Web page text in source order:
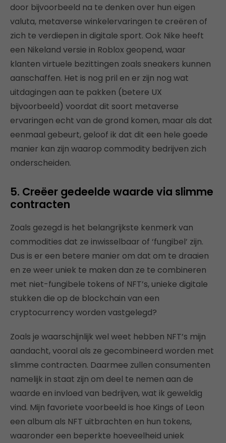
door bijvoorbeeld na te denken over hun eigen
valuta, metaverse winkelervaringen te creëren of
zich te verdiepen in digitale sport. Ook Nike heeft
een Nikeland versie in Roblox geopend, waar
klanten virtuele bezittingen zoals sneakers kunnen
aanschaffen. Het is nog pril en er zijn nog wat
uitdagingen aan te pakken (betere UX
bijvoorbeeld) voordat dit soort metaverse
ervaringen echt van de grond komen, maar als dat
eenmaal gebeurt, geloof ik dat dit een hele goede
manier kan zijn waarop commodity bedrijven zich
onderscheiden.
5. Creëer gedeelde waarde via slimme
contracten
Zoals gezegd is het belangrijkste kenmerk van
commodities dat ze inwisselbaar of ‘fungibel’ zijn.
Dus is er een betere manier om dat om te draaien
en ze weer uniek te maken dan ze te combineren
met niet-fungibele tokens of NFT’s, unieke digitale
stukken die op de blockchain van een
cryptocurrency worden vastgelegd?
Zoals je waarschijnlijk wel weet hebben NFT’s mijn
aandacht, vooral als ze gecombineerd worden met
slimme contracten. Daarmee zullen consumenten
namelijk in staat zijn om deel te nemen aan de
waarde en invloed van bedrijven, wat ik geweldig
vind. Mijn favoriete voorbeeld is hoe Kings of Leon
een album als NFT uitbrachten en hun tokens,
waaronder een beperkte hoeveelheid uniek